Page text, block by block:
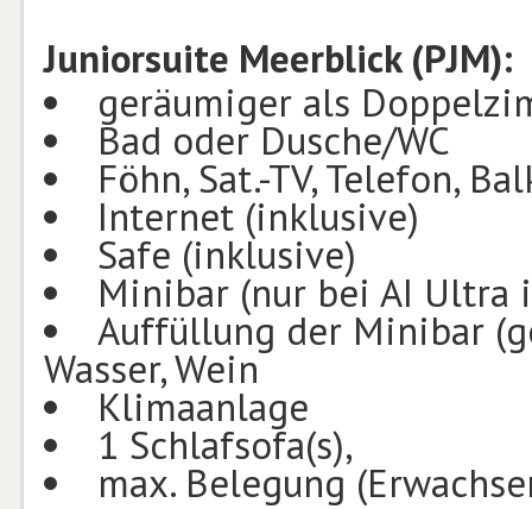
Juniorsuite Meerblick (PJM):
geräumiger als
Bad oder Dusche/WC
Föhn, Sat.-TV, Telefon,
Internet (inklusive)
Safe (inklusive)
Minibar (nur bei AI Ultra
Auffüllung der Minibar
Wasser, Wein
Klimaanlage
1 Schlafsofa(s),
max. Belegung